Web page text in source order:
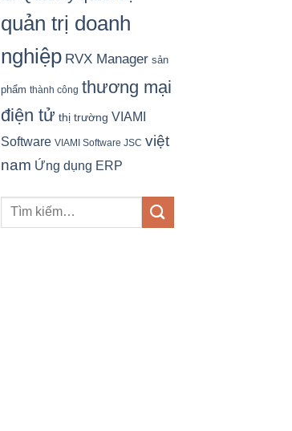
quản trị doanh
nghiệp RVX Manager sản
phẩm thành công thương mại
điện tử thị trường VIAMI
Software VIAMI Software JSC việt
nam Ứng dụng ERP